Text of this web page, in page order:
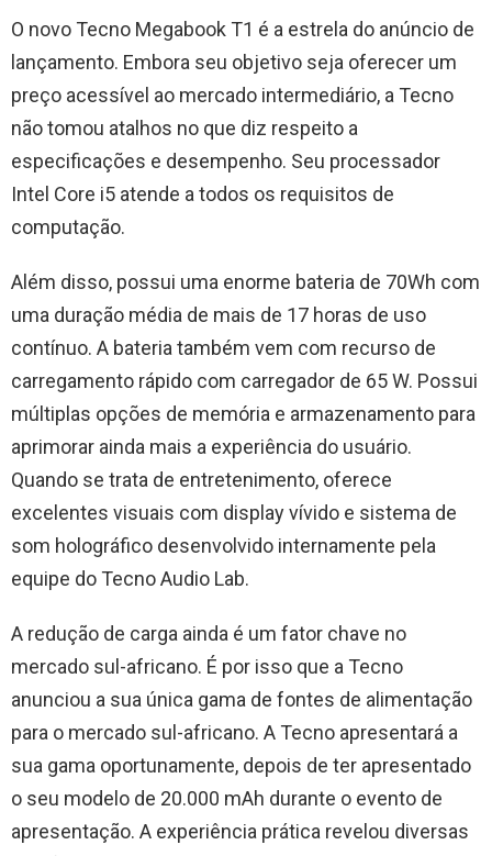
O novo Tecno Megabook T1 é a estrela do anúncio de
lançamento. Embora seu objetivo seja oferecer um
preço acessível ao mercado intermediário, a Tecno
não tomou atalhos no que diz respeito a
especificações e desempenho. Seu processador
Intel Core i5 atende a todos os requisitos de
computação.
Além disso, possui uma enorme bateria de 70Wh com
uma duração média de mais de 17 horas de uso
contínuo. A bateria também vem com recurso de
carregamento rápido com carregador de 65 W. Possui
múltiplas opções de memória e armazenamento para
aprimorar ainda mais a experiência do usuário.
Quando se trata de entretenimento, oferece
excelentes visuais com display vívido e sistema de
som holográfico desenvolvido internamente pela
equipe do Tecno Audio Lab.
A redução de carga ainda é um fator chave no
mercado sul-africano. É por isso que a Tecno
anunciou a sua única gama de fontes de alimentação
para o mercado sul-africano. A Tecno apresentará a
sua gama oportunamente, depois de ter apresentado
o seu modelo de 20.000 mAh durante o evento de
apresentação. A experiência prática revelou diversas